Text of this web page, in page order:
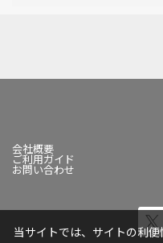
会社概要
ご利用ガイド
お問い合わせ
当サイトでは、サイトの利